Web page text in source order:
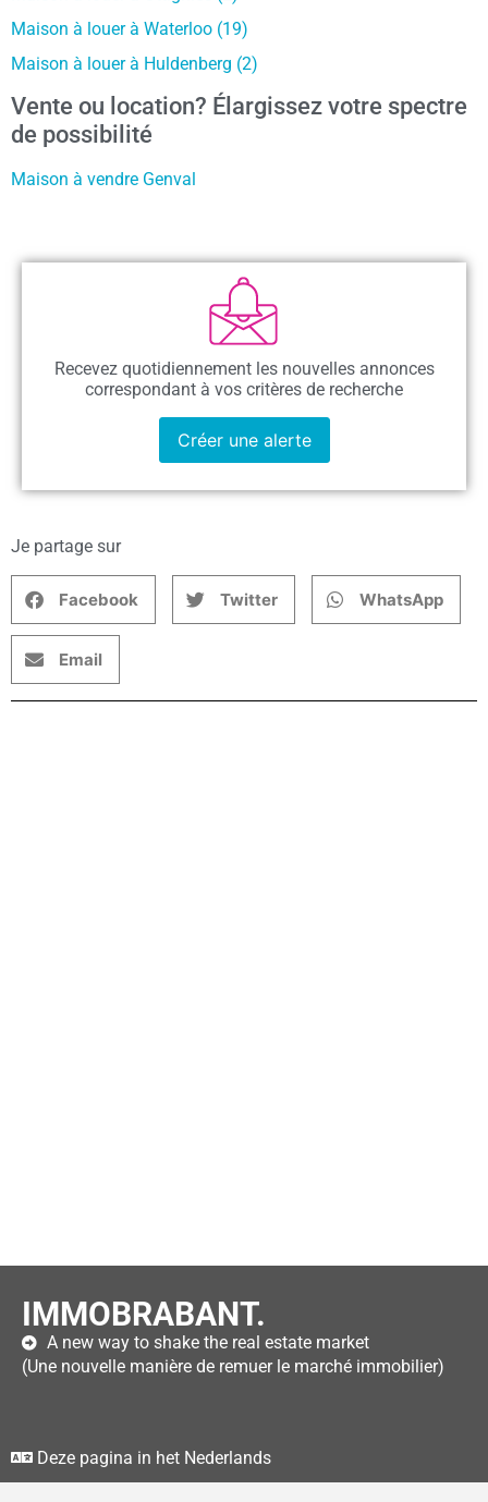
Maison à louer à Waterloo (19)
Maison à louer à Huldenberg (2)
Vente ou location? Élargissez votre spectre
de possibilité
Maison à vendre Genval
Recevez quotidiennement les nouvelles annonces
correspondant à vos critères de recherche
Créer une alerte
Je partage sur
Facebook Twitter WhatsApp
Email
IMMOBRABANT.
A new way to shake the real estate market
(Une nouvelle manière de remuer le marché immobilier)
Deze pagina in het Nederlands